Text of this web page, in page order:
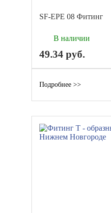
SF-EPE 08 Фитинг
В наличии
49.34 руб.
Подробнее >>